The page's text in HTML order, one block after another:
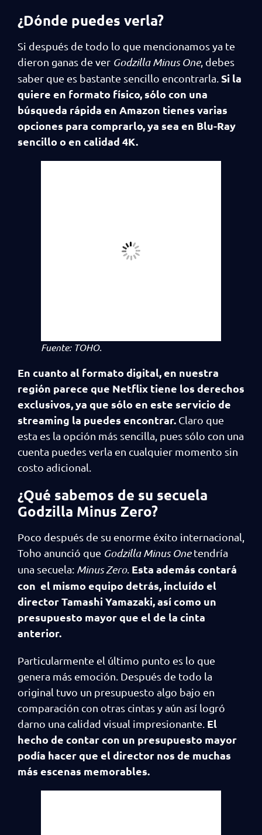
¿Dónde puedes verla?
Si después de todo lo que mencionamos ya te
dieron ganas de ver Godzilla Minus One, debes
saber que es bastante sencillo encontrarla. Si la
quiere en formato físico, sólo con una
búsqueda rápida en Amazon tienes varias
opciones para comprarlo, ya sea en Blu-Ray
sencillo o en calidad 4K.
Fuente: TOHO.
En cuanto al formato digital, en nuestra
región parece que Netflix tiene los derechos
exclusivos, ya que sólo en este servicio de
streaming la puedes encontrar. Claro que
esta es la opción más sencilla, pues sólo con una
cuenta puedes verla en cualquier momento sin
costo adicional.
¿Qué sabemos de su secuela
Godzilla Minus Zero?
Poco después de su enorme éxito internacional,
Toho anunció que Godzilla Minus Onetendría
una secuela: Minus Zero. Esta además contará
con el mismo equipo detrás, incluído el
director Tamashi Yamazaki, así como un
presupuesto mayor que el de la cinta
anterior.
Particularmente el último punto es lo que
genera más emoción. Después de todo la
original tuvo un presupuesto algo bajo en
comparación con otras cintas y aún así logró
darno una calidad visual impresionante. El
hecho de contar con un presupuesto mayor
podía hacer que el director nos de muchas
más escenas memorables.